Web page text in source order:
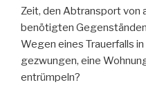
Zeit, den Abtransport von
benötigten
Wegen eines Trauerfalls in
gezwungen, eine
entrümpeln?